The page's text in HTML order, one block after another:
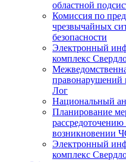
областной
Комиссия по
чрезвычайных
безопасности
Электронный
комплекс
правонарушений
Лог
Национальный
Планирование
рассредоточению
возникновении
Электронный
комплекс